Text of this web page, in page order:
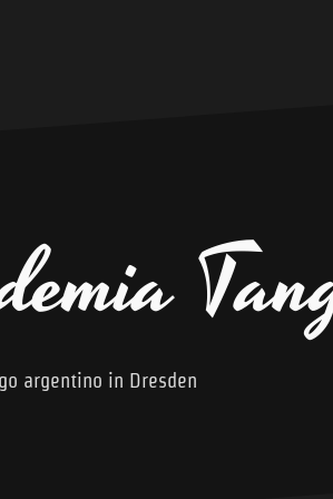
argentino in Dresden